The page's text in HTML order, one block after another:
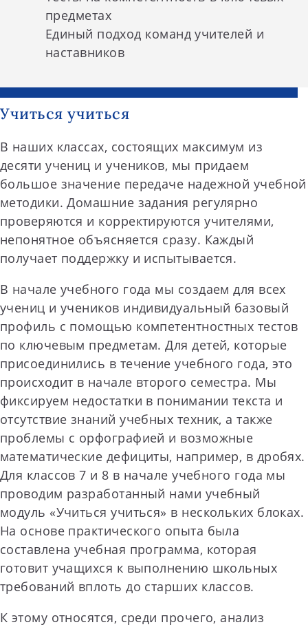
предметах
Единый подход команд учителей и
наставников
Учиться учиться
В наших классах, состоящих максимум из
десяти учениц и учеников, мы придаем
большое значение передаче надежной учебной
методики. Домашние задания регулярно
проверяются и корректируются учителями,
непонятное объясняется сразу. Каждый
получает поддержку и испытывается.
В начале учебного года мы создаем для всех
учениц и учеников индивидуальный базовый
профиль с помощью компетентностных тестов
по ключевым предметам. Для детей, которые
присоединились в течение учебного года, это
происходит в начале второго семестра. Мы
фиксируем недостатки в понимании текста и
отсутствие знаний учебных техник, а также
проблемы с орфографией и возможные
математические дефициты, например, в дробях.
Для классов 7 и 8 в начале учебного года мы
проводим разработанный нами учебный
модуль «Учиться учиться» в нескольких блоках.
На основе практического опыта была
составлена учебная программа, которая
готовит учащихся к выполнению школьных
требований вплоть до старших классов.
К этому относятся, среди прочего, анализ